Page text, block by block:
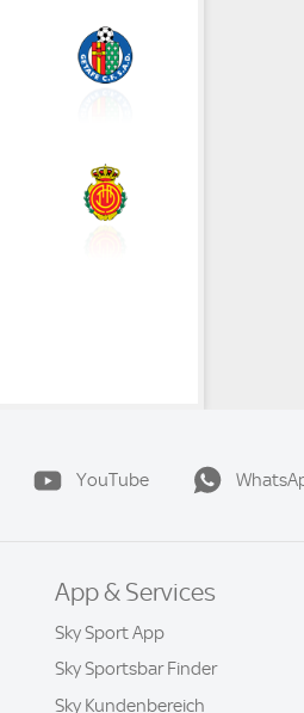
YouTube
App & Services
Sky Sport App
Sky Sportsbar Finder
Sky Kundenbereich